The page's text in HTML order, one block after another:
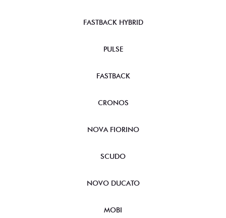
FASTBACK HYBRID
PULSE
FASTBACK
CRONOS
NOVA FIORINO
SCUDO
NOVO DUCATO
MOBI